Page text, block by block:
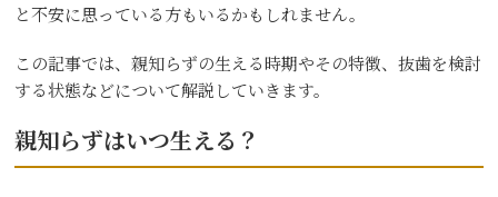
と不安に思っている方もいるかもしれません。
この記事では、親知らずの生える時期やその特徴、抜歯を検討
する状態などについて解説していきます。
親知らずはいつ生える？